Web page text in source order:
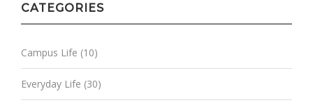
CATEGORIES
Campus Life (10)
Everyday Life (30)